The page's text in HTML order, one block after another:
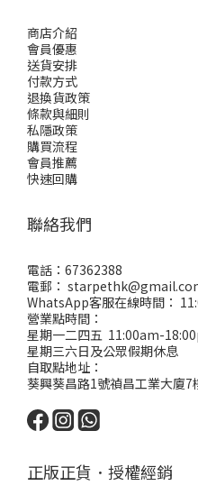
商店介紹
會員優惠
送貨安排
付款方式
退換貨政策
條款與細則
私隱政策
購買流程
會員推薦
快速回購
聯絡我們
電話：67362388
電郵：
WhatsApp客服在線時間：
營業點時間：
星期一二四五 11:00am-
星期三六日及公眾假期休息
自取點地址：
葵興葵昌路1號禎昌工業大廈7
正版正貨．授權經銷